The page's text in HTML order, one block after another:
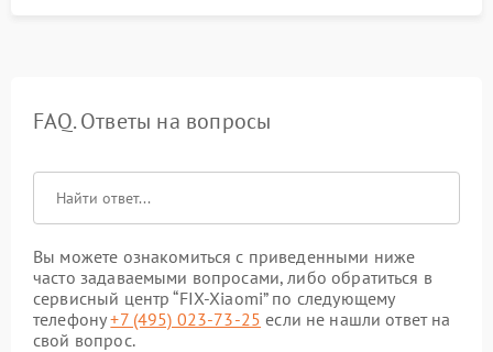
FAQ. Ответы на вопросы
Вы можете ознакомиться с приведенными ниже
часто задаваемыми вопросами, либо обратиться в
сервисный центр “FIX-Xiaomi” по следующему
телефону+7 (495) 023-73-25 если не нашли ответ на
свой вопрос.